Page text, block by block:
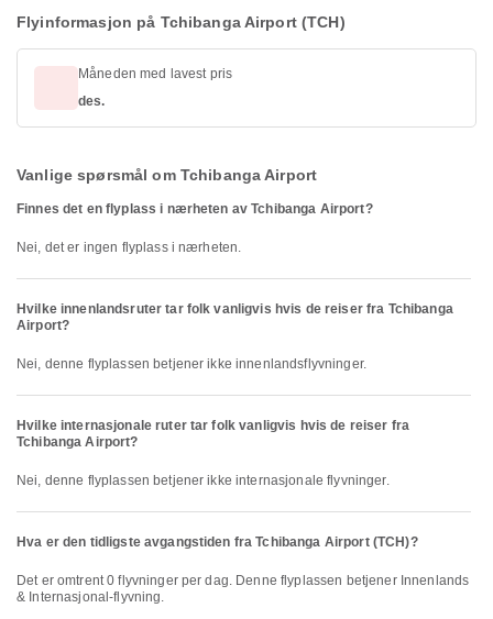
Flyinformasjon på Tchibanga Airport (TCH)
Måneden med lavest pris
des.
Vanlige spørsmål om Tchibanga Airport
Finnes det en flyplass i nærheten av Tchibanga Airport?
Nei, det er ingen flyplass i nærheten.
Hvilke innenlandsruter tar folk vanligvis hvis de reiser fra Tchibanga
Airport?
Nei, denne flyplassen betjener ikke innenlandsflyvninger.
Hvilke internasjonale ruter tar folk vanligvis hvis de reiser fra
Tchibanga Airport?
Nei, denne flyplassen betjener ikke internasjonale flyvninger.
Hva er den tidligste avgangstiden fra Tchibanga Airport (TCH)?
Det er omtrent 0 flyvninger per dag. Denne flyplassen betjener Innenlands
& Internasjonal-flyvning.